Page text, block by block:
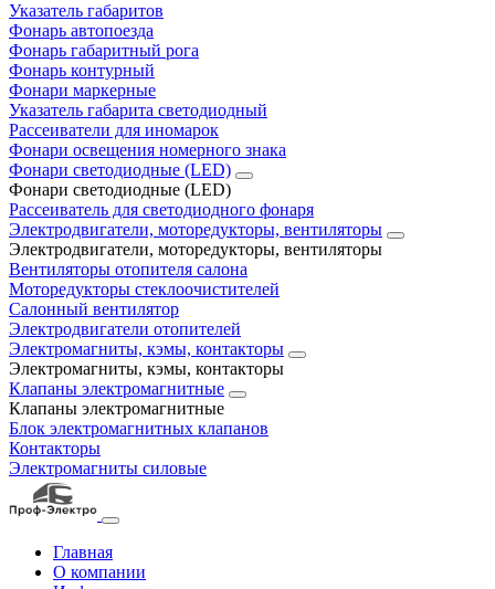
Указатель габаритов
Фонарь автопоезда
Фонарь габаритный рога
Фонарь контурный
Фонари маркерные
Указатель габарита светодиодный
Рассеиватели для иномарок
Фонари освещения номерного знака
Фонари светодиодные (LED)
Фонари светодиодные (LED)
Рассеиватель для светодиодного фонаря
Электродвигатели, моторедукторы, вентиляторы
Электродвигатели, моторедукторы, вентиляторы
Вентиляторы отопителя салона
Моторедукторы стеклоочистителей
Салонный вентилятор
Электродвигатели отопителей
Электромагниты, кэмы, контакторы
Электромагниты, кэмы, контакторы
Клапаны электромагнитные
Клапаны электромагнитные
Блок электромагнитных клапанов
Контакторы
Электромагниты силовые
Главная
О компании